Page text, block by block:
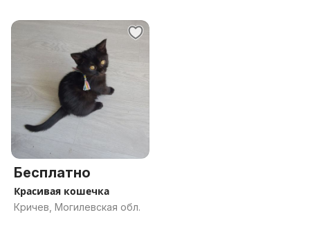
Бесплатно
Красивая кошечка
Кричев, Могилевская обл.